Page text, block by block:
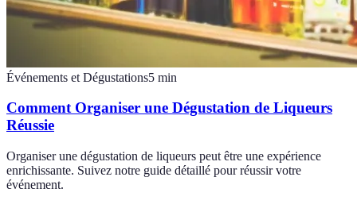
Événements et Dégustations5 min
Comment Organiser une Dégustation de Liqueurs
Réussie
Organiser une dégustation de liqueurs peut être une expérience
enrichissante. Suivez notre guide détaillé pour réussir votre
événement.